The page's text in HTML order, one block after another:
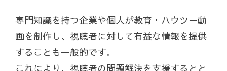
専門知識を持つ企業や個人が教育・ハウツー動
画を制作し、視聴者に対して有益な情報を提供
することも一般的です。
これにより、視聴者の問題解決を支援するとと